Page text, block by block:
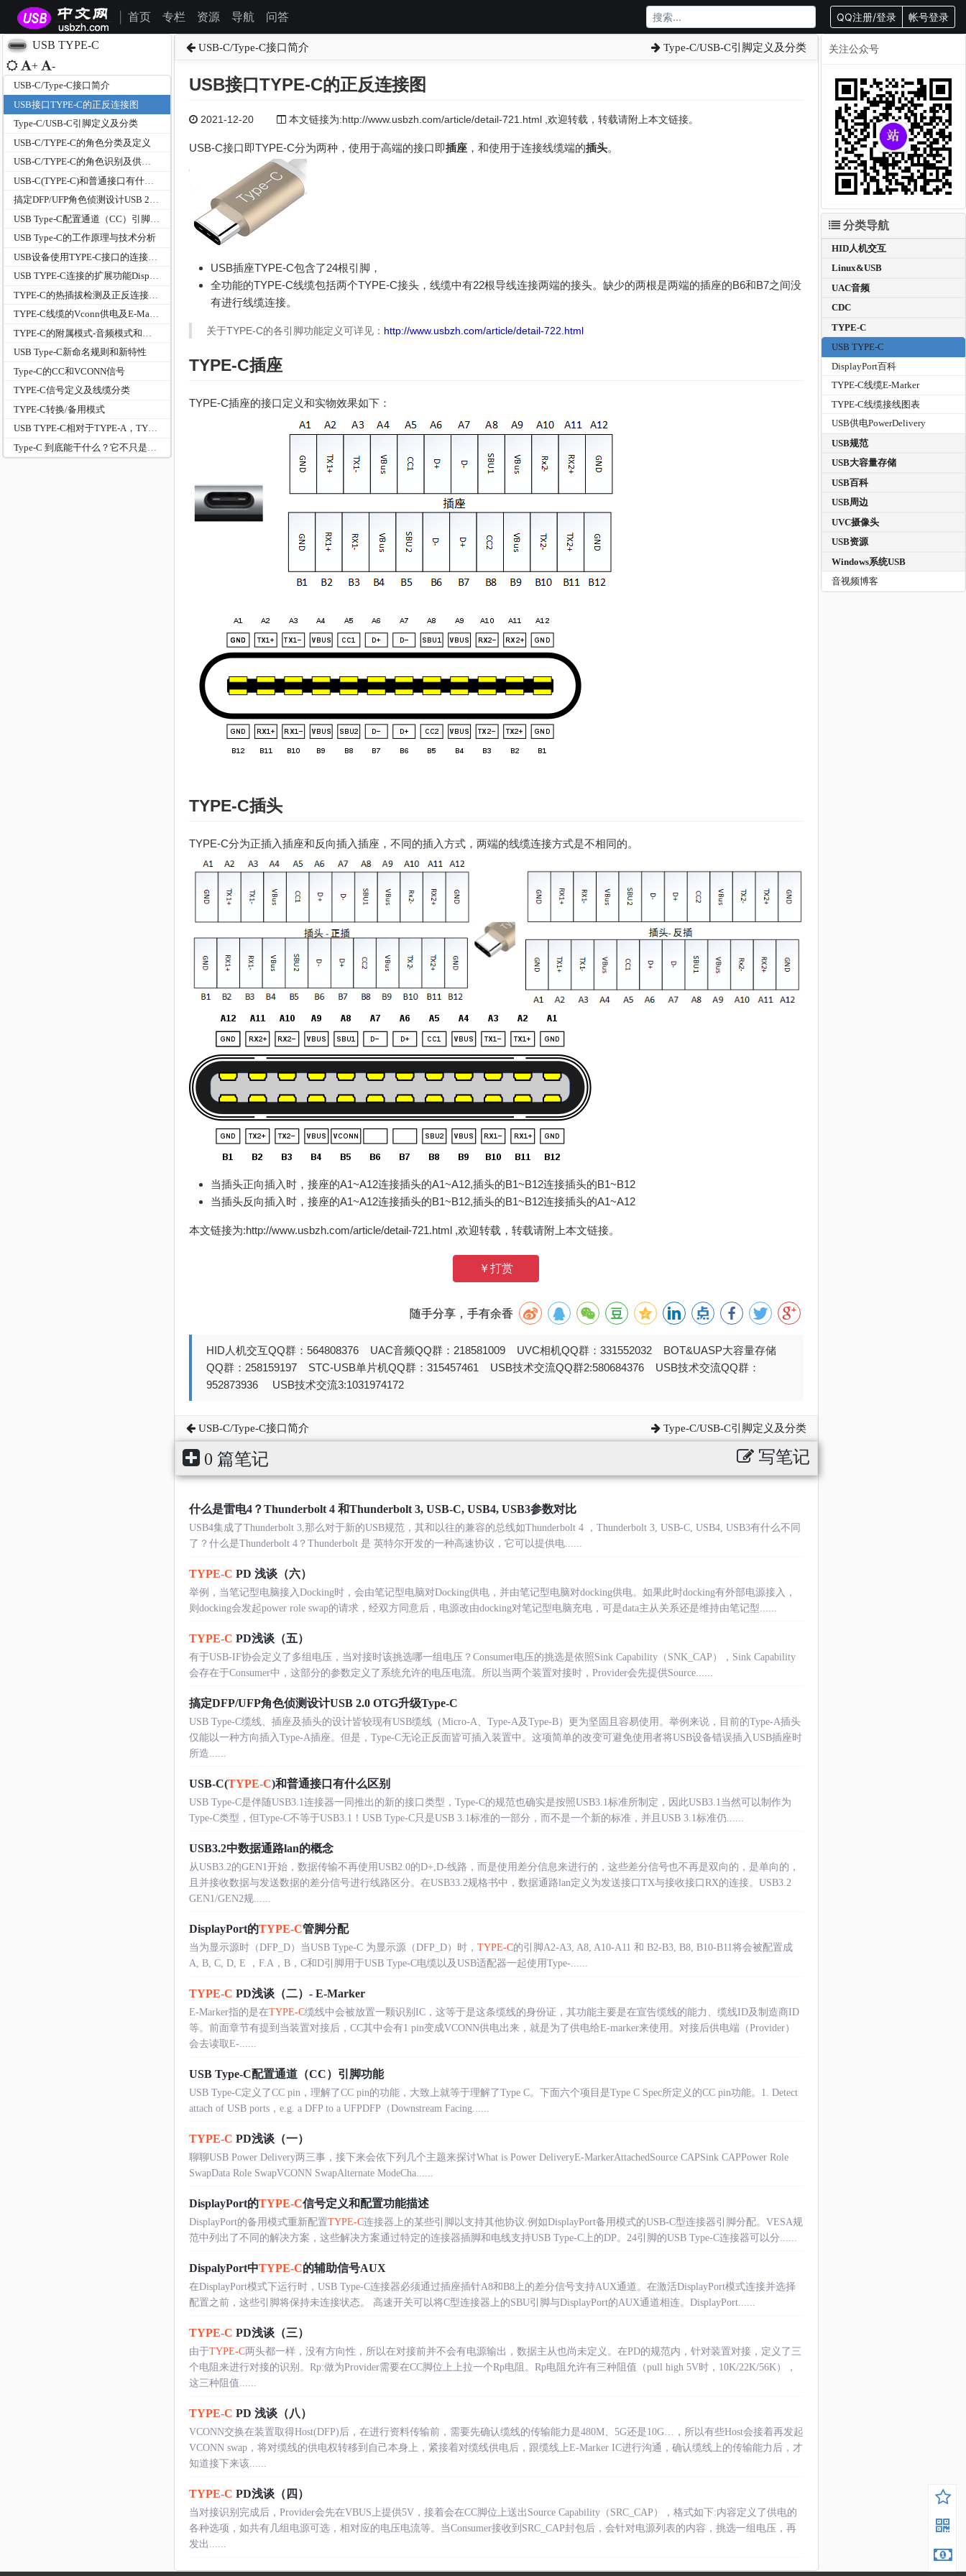
首页 专栏 资源 导航 问答 QQ注册/登录 帐号登录
USB TYPE-C
+ -
USB-C/Type-C接口简介
USB接口TYPE-C的正反连接图
Type-C/USB-C引脚定义及分类
USB-C/TYPE-C的角色分类及定义
USB-C/TYPE-C的角色识别及供电功率检测
搞定DFP/UFP角色侦测设计USB 2.0 OTG升级Type-C
USB Type-C的工作原理与技术分析
USB TYPE-C连接的扩展功能DisplayPort模式和与扩展坞
TYPE-C线缆的Vconn供电及E-Marker
USB Type-C新命名规则和新特性
Type-C的CC和VCONN信号
TYPE-C信号定义及线缆分类
TYPE-C转换/备用模式
USB TYPE-C相对于TYPE-A，TYPE-B接口的新功能
USB-C/Type-C接口简介 Type-C/USB-C引脚定义及分类
USB接口TYPE-C的正反连接图
2021-12-20 本文链接为:http://www.usbzh.com/article/detail-721.html ,欢迎转载，转载请附上本文链接。
USB-C接口即TYPE-C分为两种，使用于高端的接口即插座，和使用于连接线缆端的插头。
USB插座TYPE-C包含了24根引脚，
全功能的TYPE-C线缆包括两个TYPE-C接头，线缆中有22根导线连接两端的接头。缺少的两根是两端的插座的B6和B7之间没
有进行线缆连接。
关于TYPE-C的各引脚功能定义可详见： http://www.usbzh.com/article/detail-722.html
TYPE-C插座
TYPE-C插座的接口定义和实物效果如下：
TYPE-C插头
TYPE-C分为正插入插座和反向插入插座，不同的插入方式，两端的线缆连接方式是不相同的。
当插头正向插入时，接座的A1~A12连接插头的A1~A12,插头的B1~B12连接插头的B1~B12
当插头反向插入时，接座的A1~A12连接插头的B1~B12,插头的B1~B12连接插头的A1~A12
本文链接为:http://www.usbzh.com/article/detail-721.html ,欢迎转载，转载请附上本文链接。
￥打赏
随手分享，手有余香
HID人机交互QQ群：564808376 UAC音频QQ群：218581009 UVC相机QQ群：331552032 BOT&UASP大容量存储
QQ群：258159197 STC-USB单片机QQ群：315457461 USB技术交流QQ群2:580684376 USB技术交流QQ群：
952873936 USB技术交流3:1031974172
USB-C/Type-C接口简介 Type-C/USB-C引脚定义及分类
0 篇笔记 写笔记
什么是雷电4？Thunderbolt 4 和Thunderbolt 3, USB-C, USB4, USB3参数对比
USB4集成了Thunderbolt 3,那么对于新的USB规范，其和以往的兼容的总线如Thunderbolt 4 ，Thunderbolt 3, USB-C, USB4, USB3有什么不同
了？什么是Thunderbolt 4？Thunderbolt 是 英特尔开发的一种高速协议，它可以提供电......
TYPE-C PD 浅谈（六）
举例，当笔记型电脑接入Docking时，会由笔记型电脑对Docking供电，并由笔记型电脑对docking供电。如果此时docking有外部电源接入，
则docking会发起power role swap的请求，经双方同意后，电源改由docking对笔记型电脑充电，可是data主从关系还是维持由笔记型......
TYPE-C PD浅谈（五）
有于USB-IF协会定义了多组电压，当对接时该挑选哪一组电压？Consumer电压的挑选是依照Sink Capability（SNK_CAP），Sink Capability
会存在于Consumer中，这部分的参数定义了系统允许的电压电流。所以当两个装置对接时，Provider会先提供Source......
搞定DFP/UFP角色侦测设计USB 2.0 OTG升级Type-C
USB Type-C缆线、插座及插头的设计皆较现有USB缆线（Micro-A、Type-A及Type-B）更为坚固且容易使用。举例来说，目前的Type-A插头
仅能以一种方向插入Type-A插座。但是，Type-C无论正反面皆可插入装置中。这项简单的改变可避免使用者将USB设备错误插入USB插座时
所造......
USB-C(TYPE-C)和普通接口有什么区别
USB Type-C是伴随USB3.1连接器一同推出的新的接口类型，Type-C的规范也确实是按照USB3.1标准所制定，因此USB3.1当然可以制作为
Type-C类型，但Type-C不等于USB3.1！USB Type-C只是USB 3.1标准的一部分，而不是一个新的标准，并且USB 3.1标准仍......
USB3.2中数据通路lan的概念
从USB3.2的GEN1开始，数据传输不再使用USB2.0的D+,D-线路，而是使用差分信息来进行的，这些差分信号也不再是双向的，是单向的，
且并接收数据与发送数据的差分信号进行线路区分。在USB33.2规格书中，数据通路lan定义为发送接口TX与接收接口RX的连接。USB3.2
GEN1/GEN2规......
DisplayPort的TYPE-C管脚分配
当为显示源时（DFP_D）当USB Type-C 为显示源（DFP_D）时， TYPE-C的引脚A2-A3, A8, A10-A11 和 B2-B3, B8, B10-B11将会被配置成
A, B, C, D, E ，F.A，B，C和D引脚用于USB Type-C电缆以及USB适配器一起使用Type-......
TYPE-C PD浅谈（二）- E-Marker
E-Marker指的是在TYPE-C缆线中会被放置一颗识别IC，这等于是这条缆线的身份证，其功能主要是在宣告缆线的能力、缆线ID及制造商ID
等。前面章节有提到当装置对接后，CC其中会有1 pin变成VCONN供电出来，就是为了供电给E-marker来使用。对接后供电端（Provider）
会去读取E-......
USB Type-C配置通道（CC）引脚功能
USB Type-C定义了CC pin，理解了CC pin的功能，大致上就等于理解了Type C。下面六个项目是Type C Spec所定义的CC pin功能。1. Detect
attach of USB ports，e.g. a DFP to a UFPDFP（Downstream Facing......
TYPE-C PD浅谈（一）
聊聊USB Power Delivery两三事，接下来会依下列几个主题来探讨What is Power DeliveryE-MarkerAttachedSource CAPSink CAPPower Role
SwapData Role SwapVCONN SwapAlternate ModeCha......
DisplayPort的TYPE-C信号定义和配置功能描述
DisplayPort的备用模式重新配置TYPE-C连接器上的某些引脚以支持其他协议.例如DisplayPort备用模式的USB-C型连接器引脚分配。VESA规
范中列出了不同的解决方案，这些解决方案通过特定的连接器插脚和电线支持USB Type-C上的DP。24引脚的USB Type-C连接器可以分......
DispalyPort中TYPE-C的辅助信号AUX
在DisplayPort模式下运行时，USB Type-C连接器必须通过插座插针A8和B8上的差分信号支持AUX通道。在激活DisplayPort模式连接并选择
配置之前，这些引脚将保持未连接状态。 高速开关可以将C型连接器上的SBU引脚与DisplayPort的AUX通道相连。DisplayPort......
TYPE-C PD浅谈（三）
由于TYPE-C两头都一样，没有方向性，所以在对接前并不会有电源输出，数据主从也尚未定义。在PD的规范内，针对装置对接，定义了三
个电阻来进行对接的识别。Rp:做为Provider需要在CC脚位上上拉一个Rp电阻。Rp电阻允许有三种阻值（pull high 5V时，10K/22K/56K），
这三种阻值......
TYPE-C PD 浅谈（八）
VCONN交换在装置取得Host(DFP)后，在进行资料传输前，需要先确认缆线的传输能力是480M、5G还是10G…，所以有些Host会接着再发起
VCONN swap，将对缆线的供电权转移到自己本身上，紧接着对缆线供电后，跟缆线上E-Marker IC进行沟通，确认缆线上的传输能力后，才
知道接下来该......
TYPE-C PD浅谈（四）
当对接识别完成后，Provider会先在VBUS上提供5V，接着会在CC脚位上送出Source Capability（SRC_CAP），格式如下:内容定义了供电的
各种选项，如共有几组电源可选，相对应的电压电流等。当Consumer接收到SRC_CAP封包后，会针对电源列表的内容，挑选一组电压，再
发出......
关注公众号
分类导航
HID人机交互
Linux&USB
UAC音频
CDC
TYPE-C
USB TYPE-C
DisplayPort百科
TYPE-C线缆E-Marker
TYPE-C线缆接线图表
USB供电PowerDelivery
USB规范
USB大容量存储
USB百科
USB周边
UVC摄像头
USB资源
Windows系统USB
音视频博客